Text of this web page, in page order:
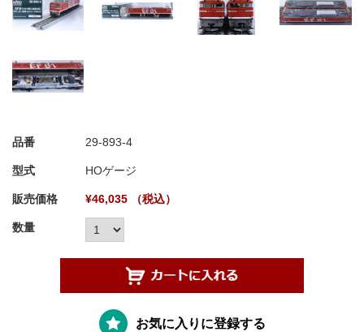
品番 29-893-4
型式 HOゲージ
販売価格 ¥46,035 （税込）
数量
お気に入りに登録する